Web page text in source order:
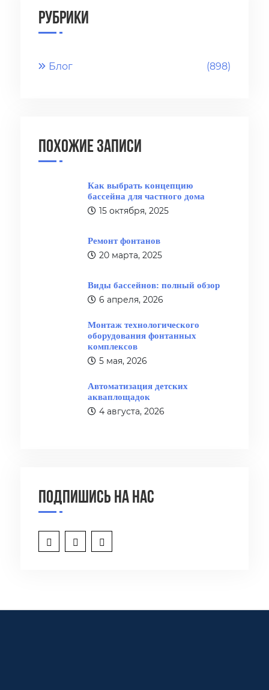
Рубрики
Блог (898)
Похожие записи
Как выбрать концепцию
бассейна для частного дома
15 октября, 2025
Ремонт фонтанов
20 марта, 2025
Виды бассейнов: полный обзор
6 апреля, 2026
Монтаж технологического
оборудования фонтанных
комплексов
5 мая, 2026
Автоматизация детских
акваплощадок
4 августа, 2026
Подпишись на нас